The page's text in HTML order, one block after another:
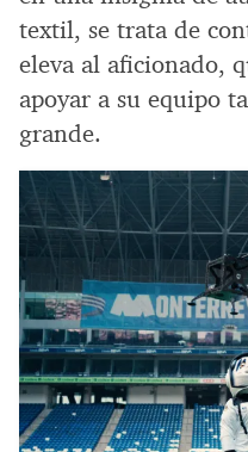
textil, se trata de
eleva al aficionado,
apoyar a su equipo
grande.